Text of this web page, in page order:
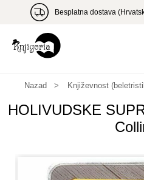
Besplatna dostava
Nazad Književnost
HOLIVUDSKE